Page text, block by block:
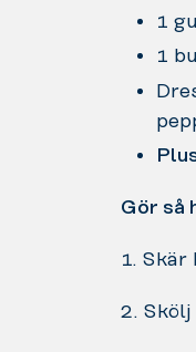
1
1
Gör så
1.
2.